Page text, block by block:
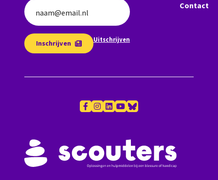
naam@email.nl
Inschrijven Uitschrijven
Contact